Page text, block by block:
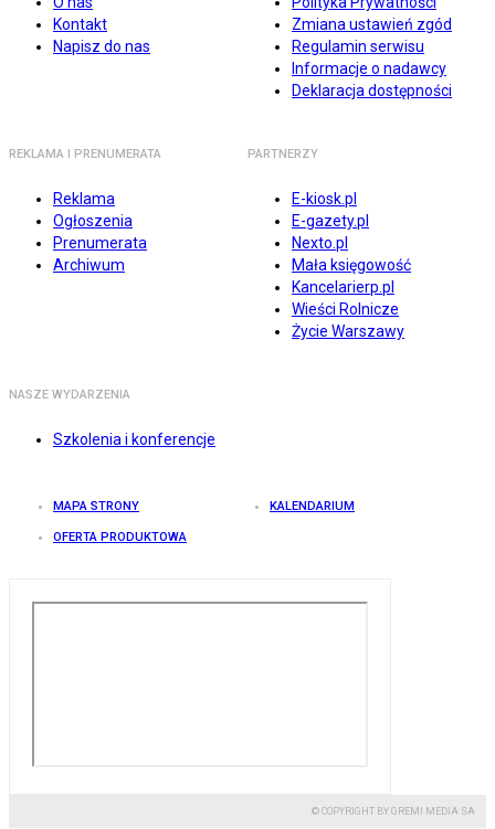
Kontakt
Napisz do nas
Zmiana ustawień zgód
Regulamin serwisu
Informacje o nadawcy
Deklaracja dostępności
REKLAMA I PRENUMERATA
Reklama
Ogłoszenia
Prenumerata
Archiwum
PARTNERZY
E-kiosk.pl
E-gazety.pl
Nexto.pl
Mała księgowość
Kancelarierp.pl
Wieści Rolnicze
Życie Warszawy
NASZE WYDARZENIA
Szkolenia i konferencje
MAPA STRONY KALENDARIUM
OFERTA PRODUKTOWA
© COPYRIGHT BY GREMI MEDIA SA